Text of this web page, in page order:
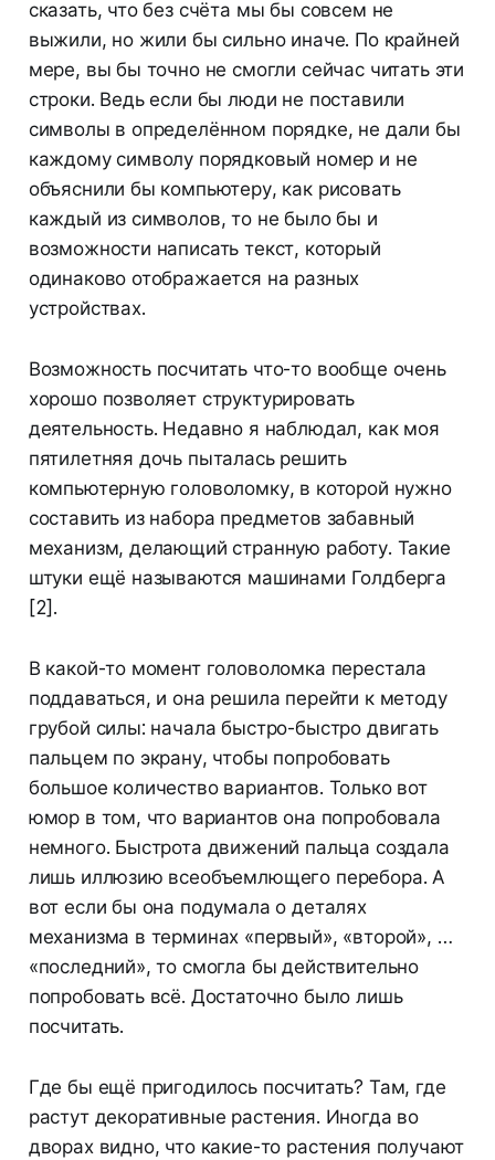
сказать, что без счёта мы бы совсем не
выжили, но жили бы сильно иначе. По крайней
мере, вы бы точно не смогли сейчас читать эти
строки. Ведь если бы люди не поставили
символы в определённом порядке, не дали бы
каждому символу порядковый номер и не
объяснили бы компьютеру, как рисовать
каждый из символов, то не было бы и
возможности написать текст, который
одинаково отображается на разных
устройствах.
Возможность посчитать что-то вообще очень
хорошо позволяет структурировать
деятельность. Недавно я наблюдал, как моя
пятилетняя дочь пыталась решить
компьютерную головоломку, в которой нужно
составить из набора предметов забавный
механизм, делающий странную работу. Такие
штуки ещё называются машинами Голдберга
[2].
В какой-то момент головоломка перестала
поддаваться, и она решила перейти к методу
грубой силы: начала быстро-быстро двигать
пальцем по экрану, чтобы попробовать
большое количество вариантов. Только вот
юмор в том, что вариантов она попробовала
немного. Быстрота движений пальца создала
лишь иллюзию всеобъемлющего перебора. А
вот если бы она подумала о деталях
механизма в терминах «первый», «второй», …
«последний», то смогла бы действительно
попробовать всё. Достаточно было лишь
посчитать.
Где бы ещё пригодилось посчитать? Там, где
растут декоративные растения. Иногда во
дворах видно, что какие-то растения получают